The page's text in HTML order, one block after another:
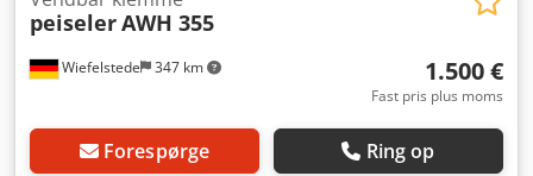
Wiefelstede 347 km
peiselerAWH 355
1.500 €
Fast pris plus moms
Forespørge Ring op